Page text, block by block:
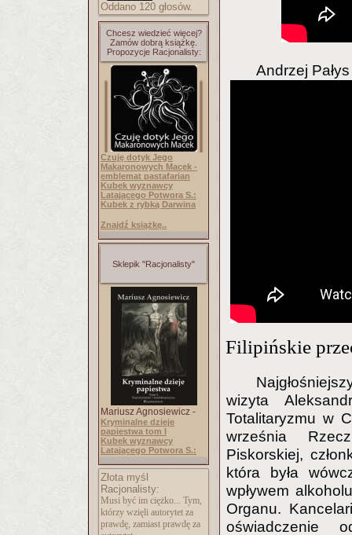
Oddano 120 głosów.
Chcesz wiedzieć więcej?
Zamów dobrą książkę.
Propozycje Racjonalisty:
Czuję dotyk Jego
Makaronowych Macek -
emblemat pastafarian
Kubek wyznawcy
Latającego Potwora S.:
Kubek z rybką Darwina
Znajdź książkę..
Sklepik "Racjonalisty"
Mariusz Agnosiewicz -
Kryminalne dzieje
papiestwa tom I
Kubek wyznawcy
Latającego Potwora S.:
Złota myśl
Racjonalisty:
Musi być im ciężko... Tym,
którzy wzięli autorytet za
prawdę, zamiast prawdę za
Andrzej
Filipińskie
wizyta
Totalitaryzmu w
września
Piskorskiej,
która była
wpływem
Organu.
oświadczenie